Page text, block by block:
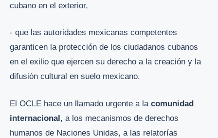
cubano en el exterior,
- que las autoridades mexicanas competentes
garanticen la protección de los ciudadanos cubanos
en el exilio que ejercen su derecho a la creación y la
difusión cultural en suelo mexicano.
El OCLE hace un llamado urgente a la comunidad
internacional, a los mecanismos de derechos
humanos de Naciones Unidas, a las relatorías